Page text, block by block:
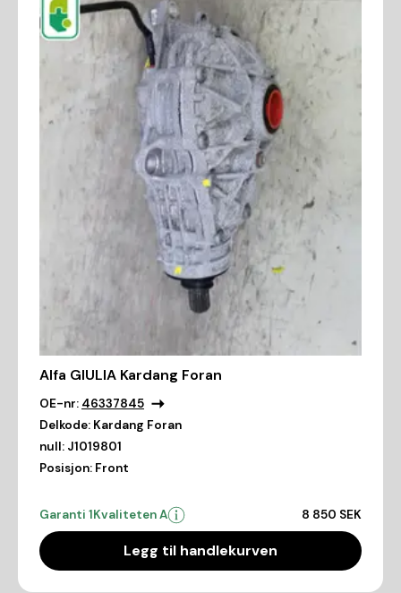
Alfa GIULIA Kardang Foran
OE-nr: 46337845
Delkode: Kardang Foran
null: J1019801
Posisjon: Front
Garanti 1Kvaliteten A 8 850 SEK
Legg til handlekurven